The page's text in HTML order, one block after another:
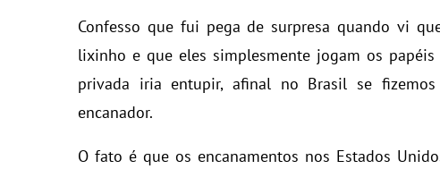
Confesso que fui pega de surpresa quando vi
lixinho e que eles simplesmente jogam os
privada iria entupir, afinal no Brasil se
encanador.
O fato é que os encanamentos nos Estados